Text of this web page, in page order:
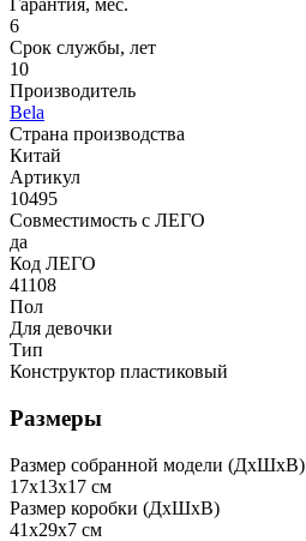
Гарантия, мес.
6
Срок службы, лет
10
Производитель
Bela
Страна производства
Китай
Артикул
10495
Совместимость с ЛЕГО
да
Код ЛЕГО
41108
Пол
Для девочки
Тип
Конструктор пластиковый
Размеры
Размер собранной модели (ДxШxВ)
17x13x17 см
Размер коробки (ДxШxВ)
41x29x7 см